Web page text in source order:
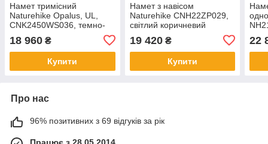
Намет тримісний
Naturehike Opalus, UL,
CNK2450WS036, темно-
18 960 ₴
Купити
Намет з навісом
Naturehike CNH22ZP029,
світлий коричневий
19 420₴
Купити
22
Про нас
96% позитивних з 69 відгуків за рік